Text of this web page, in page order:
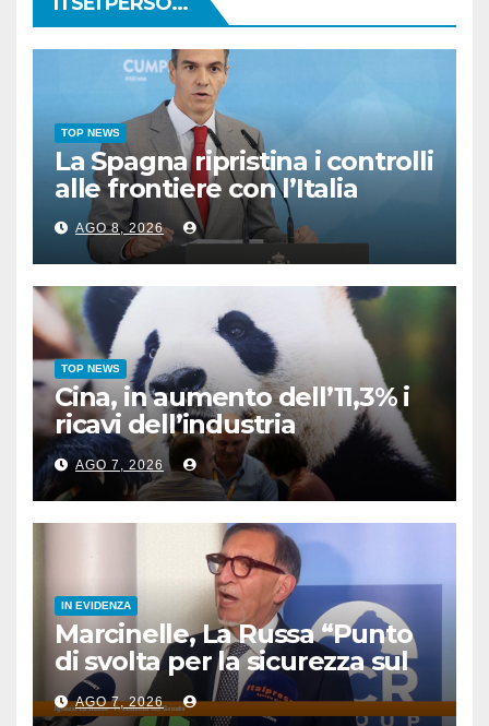
TOP NEWS
La Spagna ripristina i controlli
alle frontiere con l’Italia
AGO 8, 2026
TOP NEWS
Cina, in aumento dell’11,3% i
ricavi dell’industria
pubblicitaria
AGO 7, 2026
IN EVIDENZA
Marcinelle, La Russa “Punto
di svolta per la sicurezza sul
lavoro”
AGO 7, 2026